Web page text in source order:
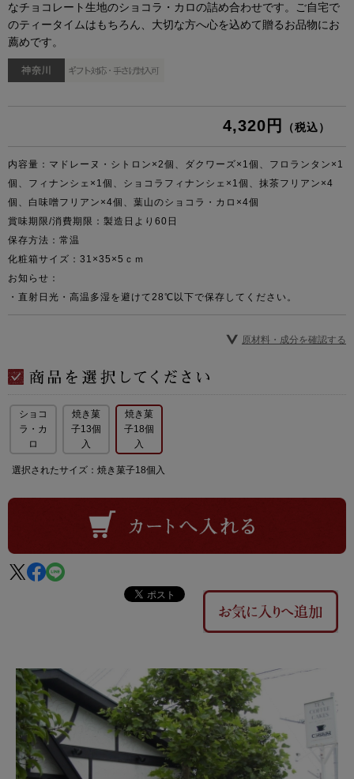
なチョコレート生地のショコラ・カロの詰め合わせです。ご自宅で
のティータイムはもちろん、大切な方へ心を込めて贈るお品物にお
薦めです。
4,320円 （税込）
内容量：マドレーヌ・シトロン×2個、ダクワーズ×1個、フロランタン×1
個、フィナンシェ×1個、ショコラフィナンシェ×1個、抹茶フリアン×4
個、白味噌フリアン×4個、葉山のショコラ・カロ×4個
賞味期限/消費期限：製造日より60日
保存方法：常温
化粧箱サイズ：31×35×5ｃｍ
お知らせ：
・直射日光・高温多湿を避けて28℃以下で保存してください。
原材料・成分を確認する
ショコ
ラ・カ
ロ
焼き菓
子13個
入
焼き菓
子18個
入
選択されたサイズ：焼き菓子18個入